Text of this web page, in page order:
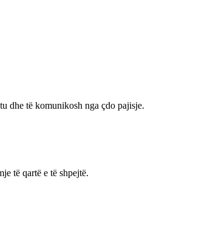
dhe të komunikosh nga çdo pajisje.
të qartë e të shpejtë.